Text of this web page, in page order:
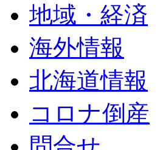
地域・経済
海外情報
北海道情報
コロナ倒産